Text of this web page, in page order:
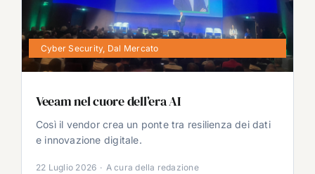
Cyber Security, Dal Mercato
Veeam nel cuore dell’era AI
Così il vendor crea un ponte tra resilienza dei dati
e innovazione digitale.
22 Luglio 2026 · A cura della redazione